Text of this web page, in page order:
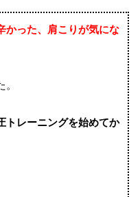
かった、肩こりが気にな
トレーニングを始めてか